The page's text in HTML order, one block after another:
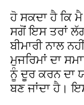
ਹੋ ਸਕਦਾ ਹੈ ਕਿ
ਸਗੋਂ ਇਸ ਤਰਾਂ
ਬੀਮਾਰੀ ਨਾਲ
ਮੁਜਰਿਮਾਂ ਦਾ
ਨੂੰ ਦੂਰ ਕਰਨ ਦਾ
ਬਣ ਜਾਂਦਾ ਹੈ।